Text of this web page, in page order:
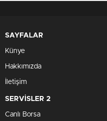
SAYFALAR
Künye
Hakkımızda
İletişim
SERVİSLER 2
Canlı Borsa